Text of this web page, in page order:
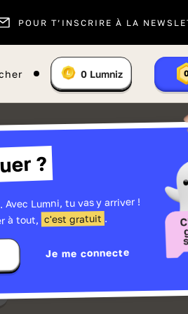
POUR T’INSCRIRE À LA
En
savoir
plus
les
Vous
:
0 Lumniz
?
Lumni, tu vas y arriver !
à tout, c'est gratuit .
Je me connecte